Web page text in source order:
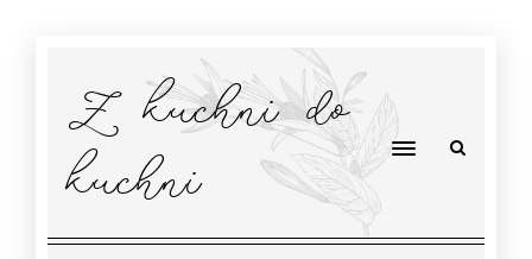
Z kuchni do
kuchni